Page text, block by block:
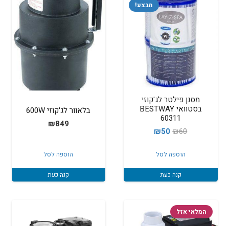
מבצע!
מסנן פילטר לג'קוזי
בסטוואי BESTWAY
60311
₪60
המחיר
היה:
₪60.
₪50
המחיר
₪50.
הוספה לסל
קנה כעת
בלאוור לג'קוזי 600W
₪849
הוספה לסל
קנה כעת
המלאי אזל